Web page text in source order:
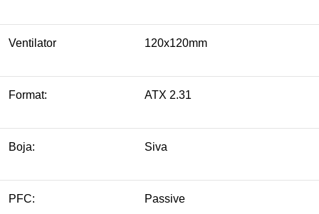
Ventilator 120x120mm
Format: ATX 2.31
Boja: Siva
PFC: Passive